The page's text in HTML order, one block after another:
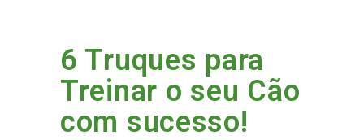
6 Truques para
Treinar o seu Cão
com sucesso!